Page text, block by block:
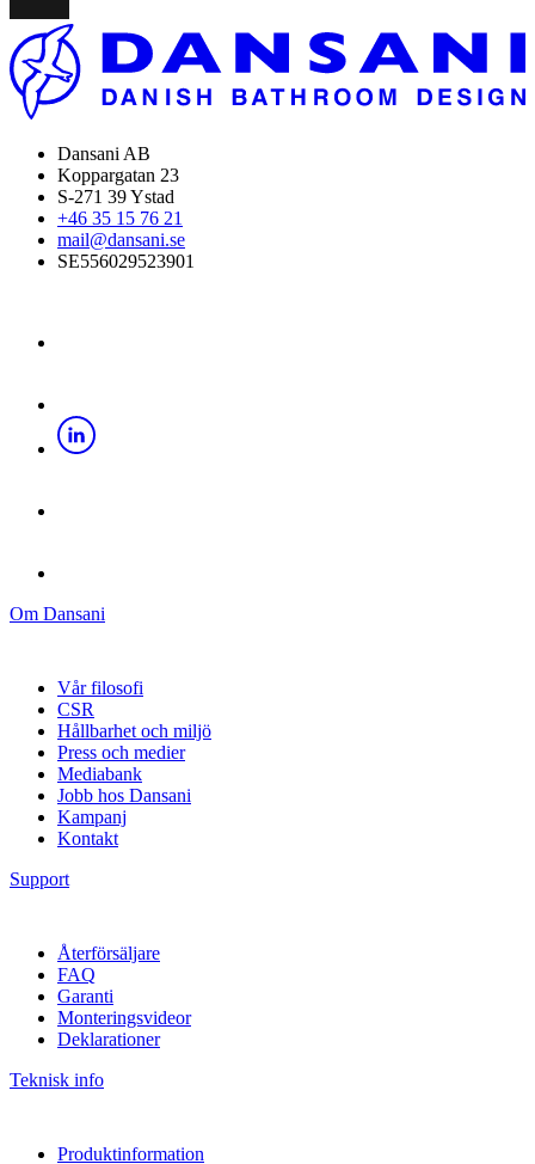
Dansani AB
Koppargatan 23
S-271 39 Ystad
+46 35 15 76 21
mail@dansani.se
SE556029523901
Om Dansani
Vår filosofi
CSR
Hållbarhet och miljö
Press och medier
Mediabank
Jobb hos Dansani
Kampanj
Kontakt
Support
Återförsäljare
FAQ
Garanti
Monteringsvideor
Deklarationer
Teknisk info
Produktinformation